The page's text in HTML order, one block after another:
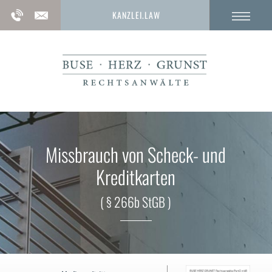
KANZLEI.LAW
Missbrauch von Scheck- und
Kreditkarten
( § 266b StGB )